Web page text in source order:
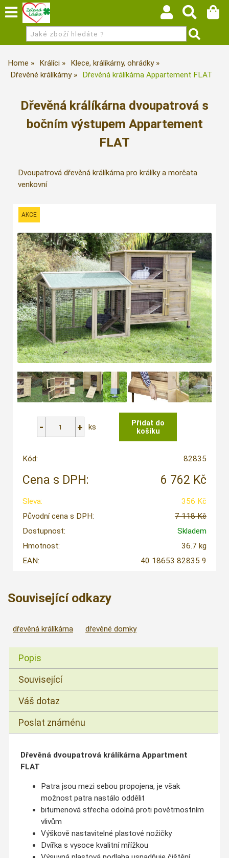
Home Králíci
Klece, králíkárny, ohrádky
Dřevěné králíkárny
Dřevěná králíkárna Appartement FLAT
Dřevěná králíkárna dvoupatrová s
bočním výstupem Appartement
FLAT
Dvoupatrová dřevěná králíkárna pro králíky a morčata
venkovní
ks
Kód: 82835
Cena s DPH: 6 762 Kč
Sleva:
356 Kč
Původní cena s DPH:
7 118 Kč
Dostupnost:
Skladem
Hmotnost:
36.7 kg
EAN:
40 18653 82835 9
Související odkazy
dřevěná králíkárna dřevěné domky
Popis
Související
Váš dotaz
Poslat známénu
Dřevěná dvoupatrová králíkárna Appartment
FLAT
Patra jsou mezi sebou propojena, je však
možnost patra nastálo oddělit
bitumenová střecha odolná proti povětrnostním
vlivům
Výškově nastavitelné plastové nožičky
Dvířka s vysoce kvalitní mřížkou